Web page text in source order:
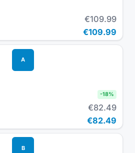
€109.99
€109.99
A
-18%
€82.49
€82.49
B